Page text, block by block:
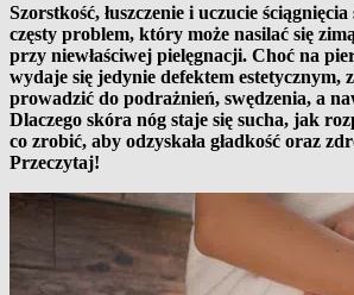
Szorstkość, łuszczenie i uczucie
częsty problem, który może nasilać się
przy niewłaściwej pielęgnacji. Choć na
wydaje się jedynie defektem estetycznym,
prowadzić do podrażnień, swędzenia, a
Dlaczego skóra nóg staje się sucha, jak
co zrobić, aby odzyskała gładkość oraz
Przeczytaj!